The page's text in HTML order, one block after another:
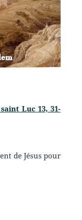
Luc 13, 31-
de Jésus pour